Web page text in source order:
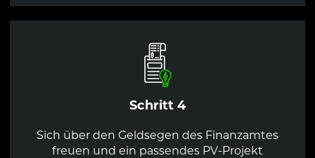
Schritt 4
Sich über den Geldsegen des Finanzamtes
freuen und ein passendes PV-Projekt